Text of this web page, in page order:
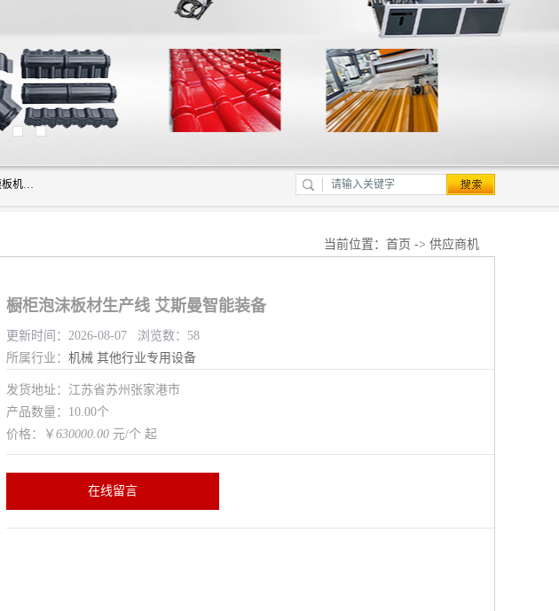
艾斯曼(张家港)技术工程设备有限公司是一家以新型建材生产设备生产制造，公司的主要经营产品有塑料中空模板机器、PET片材设备、可降解餐盒设备、树脂瓦设备、管材生产线、琉璃瓦设备等，艾斯曼机械在国内及国外享有较高盛誉拥有众多长期合作的老客户。
当前位置： 首页 -> 供应商机
橱柜泡沫板材生产线 艾斯曼智能装备
更新时间：2026-08-07 浏览数：58
所属行业： 机械 其他行业专用设备
发货地址：江苏省苏州张家港市
产品数量：10.00个
价格：￥ 630000.00 元/个 起
在线留言